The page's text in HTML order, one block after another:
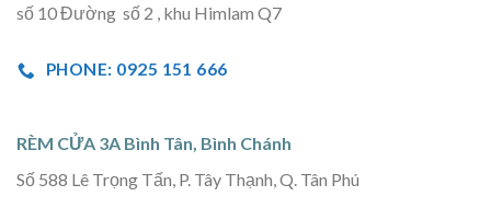
số 10 Đường số 2 , khu Himlam Q7
PHONE: 0925 151 666
RÈM CỬA 3A Bình Tân, Bình Chánh
Số 588 Lê Trọng Tấn, P. Tây Thạnh, Q. Tân Phú